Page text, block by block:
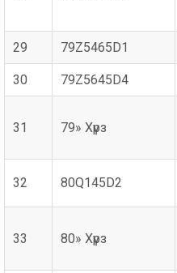
29 79Z5465D1
30 79Z5645D4
31 79» Хүрз
32 80Q145D2
33 80» Хүрз